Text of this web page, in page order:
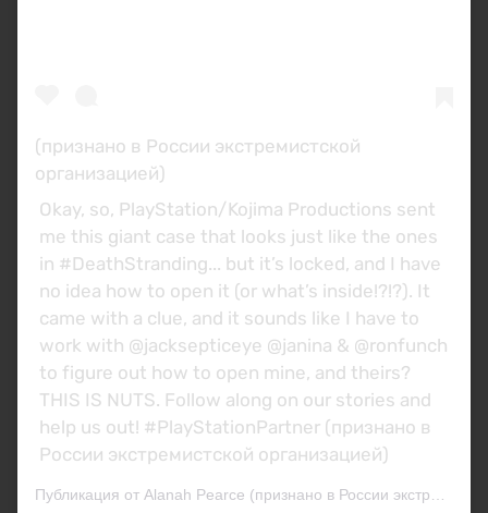
(признано в России экстремистской
организацией)
Okay, so, PlayStation/Kojima Productions sent
me this giant case that looks just like the ones
in #DeathStranding... but it’s locked, and I have
no idea how to open it (or what’s inside!?!?). It
came with a clue, and it sounds like I have to
work with @jacksepticeye @janina & @ronfunch
to figure out how to open mine, and theirs?
THIS IS NUTS. Follow along on our stories and
help us out! #PlayStationPartner (признано в
России экстремистской организацией)
Публикация от Alanah Pearce (признано в России экстремистской организацией) (@charalanahzard)